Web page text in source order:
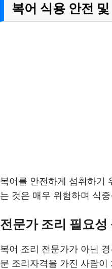
복어 식용 안전
복어를 안전하게 섭취하기
는 것은 매우 위험하며 식
전문가 조리 필요성
복어 조리 전문가가 아닌
문 조리자격을 가진 사람